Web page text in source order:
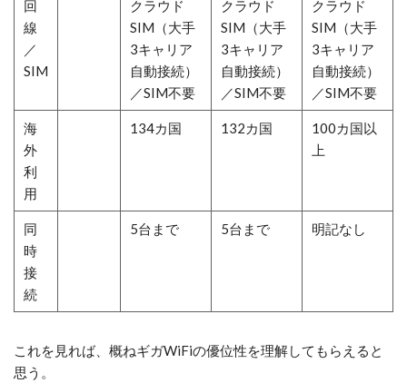
回
線
／
SIM
クラウド
SIM（大手
3キャリア
自動接続）
／SIM不要
クラウド
SIM（大手
3キャリア
自動接続）
／SIM不要
クラウド
SIM（大手
3キャリア
自動接続）
／SIM不要
海
外
利
用
134カ国 132カ国
100カ国以
上
同
時
接
続
5台まで 5台まで 明記なし
これを見れば、概ねギガWiFiの優位性を理解してもらえると
思う。